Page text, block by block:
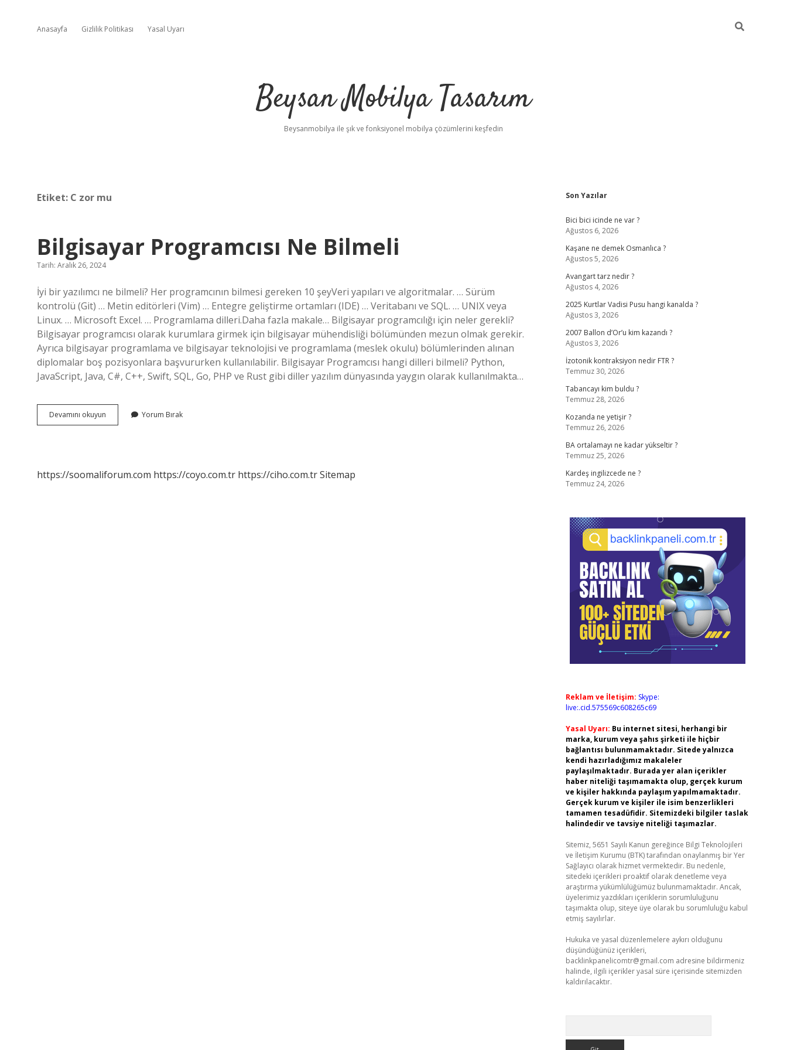
Anasayfa Gizlilik Politikası Yasal Uyarı
Beysan Mobilya Tasarım
Beysanmobilya ile şık ve fonksiyonel mobilya çözümlerini keşfedin
Etiket: C zor mu
Bilgisayar Programcısı Ne Bilmeli
Tarih: Aralık 26, 2024
İyi bir yazılımcı ne bilmeli? Her programcının bilmesi gereken 10 şeyVeri yapıları ve algoritmalar. … Sürüm
kontrolü (Git) … Metin editörleri (Vim) … Entegre geliştirme ortamları (IDE) … Veritabanı ve SQL. … UNIX veya
Linux. … Microsoft Excel. … Programlama dilleri.Daha fazla makale… Bilgisayar programcılığı için neler gerekli?
Bilgisayar programcısı olarak kurumlara girmek için bilgisayar mühendisliği bölümünden mezun olmak gerekir.
Ayrıca bilgisayar programlama ve bilgisayar teknolojisi ve programlama (meslek okulu) bölümlerinden alınan
diplomalar boş pozisyonlara başvururken kullanılabilir. Bilgisayar Programcısı hangi dilleri bilmeli? Python,
JavaScript, Java, C#, C++, Swift, SQL, Go, PHP ve Rust gibi diller yazılım dünyasında yaygın olarak kullanılmakta…
Devamını okuyun Bilgisayar
Programcısı
Yorum Bırak
https://soomaliforum.com https://coyo.com.tr https://ciho.com.trSitemap
Sidebar
Son Yazılar
Bici bici icinde ne var ?
Ağustos 6, 2026
Kaşane ne demek Osmanlıca ?
Ağustos 5, 2026
Avangart tarz nedir ?
Ağustos 4, 2026
2025 Kurtlar Vadisi Pusu hangi kanalda ?
Ağustos 3, 2026
2007 Ballon d’Or’u kim kazandı ?
Ağustos 3, 2026
İzotonik kontraksiyon nedir FTR ?
Temmuz 30, 2026
Tabancayı kim buldu ?
Temmuz 28, 2026
Kozanda ne yetişir ?
Temmuz 26, 2026
BA ortalamayı ne kadar yükseltir ?
Temmuz 25, 2026
Kardeş ingilizcede ne ?
Temmuz 24, 2026
Reklam ve İletişim: Skype:
live:.cid.575569c608265c69
Yasal Uyarı: Bu internet sitesi, herhangi bir
marka, kurum veya şahıs şirketi ile hiçbir
bağlantısı bulunmamaktadır. Sitede yalnızca
kendi hazırladığımız makaleler
paylaşılmaktadır. Burada yer alan içerikler
haber niteliği taşımamakta olup, gerçek kurum
ve kişiler hakkında paylaşım yapılmamaktadır.
Gerçek kurum ve kişiler ile isim benzerlikleri
tamamen tesadüfidir. Sitemizdeki bilgiler taslak
halindedir ve tavsiye niteliği taşımazlar.
Sitemiz, 5651 Sayılı Kanun gereğince Bilgi Teknolojileri
ve İletişim Kurumu (BTK) tarafından onaylanmış bir Yer
Sağlayıcı olarak hizmet vermektedir. Bu nedenle,
sitedeki içerikleri proaktif olarak denetleme veya
araştırma yükümlülüğümüz bulunmamaktadır. Ancak,
üyelerimiz yazdıkları içeriklerin sorumluluğunu
taşımakta olup, siteye üye olarak bu sorumluluğu kabul
etmiş sayılırlar.
Hukuka ve yasal düzenlemelere aykırı olduğunu
düşündüğünüz içerikleri,
backlinkpanelicomtr@gmail.com adresine bildirmeniz
halinde, ilgili içerikler yasal süre içerisinde sitemizden
kaldırılacaktır.